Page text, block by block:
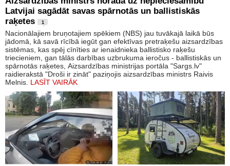
Latvijai sagādāt savas spārnotās un ballistiskās
raķetes
1
Nacionālajiem bruņotajiem spēkiem (NBS) jau tuvākajā laikā būs
jādomā, kā savā rīcībā iegūt gan efektīvas pretraķešu aizsardzības
sistēmas, kas spēj cīnīties ar ienaidnieka ballistisko raķešu
triecieniem, gan tālās darbības uzbrukuma ieročus - ballistiskās un
spārnotās raķetes, Aizsardzības ministrijas portāla "Sargs.lv"
raidierakstā "Droši ir zināt" paziņojis aizsardzības ministrs Raivis
Melnis. LASĪT VAIRĀK